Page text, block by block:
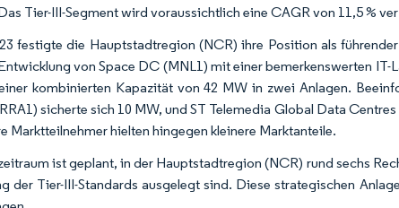
Tier-III-Segment wird voraussichtlich eine CAGR von 11,5 %
festigte die Hauptstadtregion (NCR) ihre Position als
von Space DC (MNL1) mit einer bemerkenswerten
kombinierten Kapazität von 42 MW in zwei Anlagen.
sicherte sich 10 MW, und ST Telemedia Global Data
Marktteilnehmer hielten hingegen kleinere Marktanteile.
ist geplant, in der Hauptstadtregion (NCR) rund sechs
der Tier-III-Standards ausgelegt sind. Diese strategischen